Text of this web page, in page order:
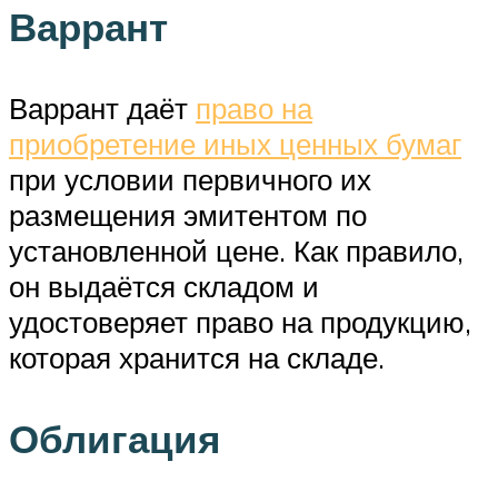
Варрант
Варрант даёт право на
приобретение иных ценных бумаг
при условии первичного их
размещения эмитентом по
установленной цене. Как правило,
он выдаётся складом и
удостоверяет право на продукцию,
которая хранится на складе.
Облигация